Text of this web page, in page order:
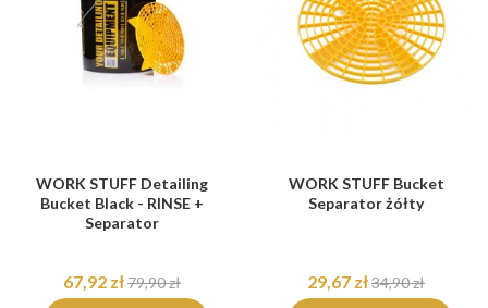
WORK STUFF Detailing
Bucket Black - RINSE +
Separator
67,92 zł79,90 zł
WORK STUFF Bucket
Separator żółty
29,67 zł34,90 zł